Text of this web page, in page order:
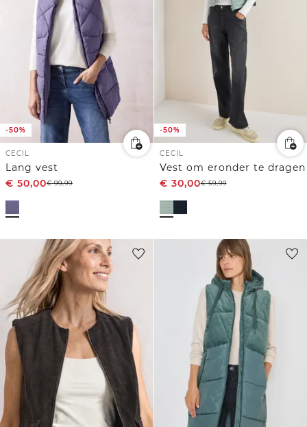
-50%
CECIL
Lang vest
€ 50,00€99,99
-50%
CECIL
Vest om eronder te dragen
€ 30,00€59,99